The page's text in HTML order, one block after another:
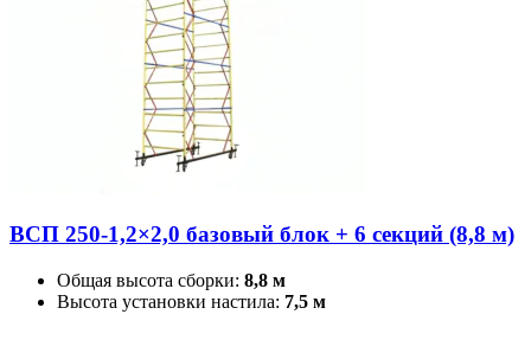
ВСП 250-1,2×2,0 базовый блок + 6 секций (8,8 м)
Общая высота сборки: 8,8 м
Высота установки настила: 7,5 м